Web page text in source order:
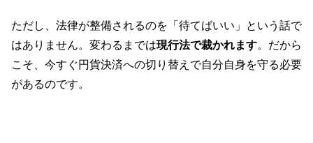
ただし、法律が整備されるのを「待てばいい」という話で
はありません。変わるまでは現行法で裁かれます。だから
こそ、今すぐ円貨決済への切り替えで自分自身を守る必要
があるのです。